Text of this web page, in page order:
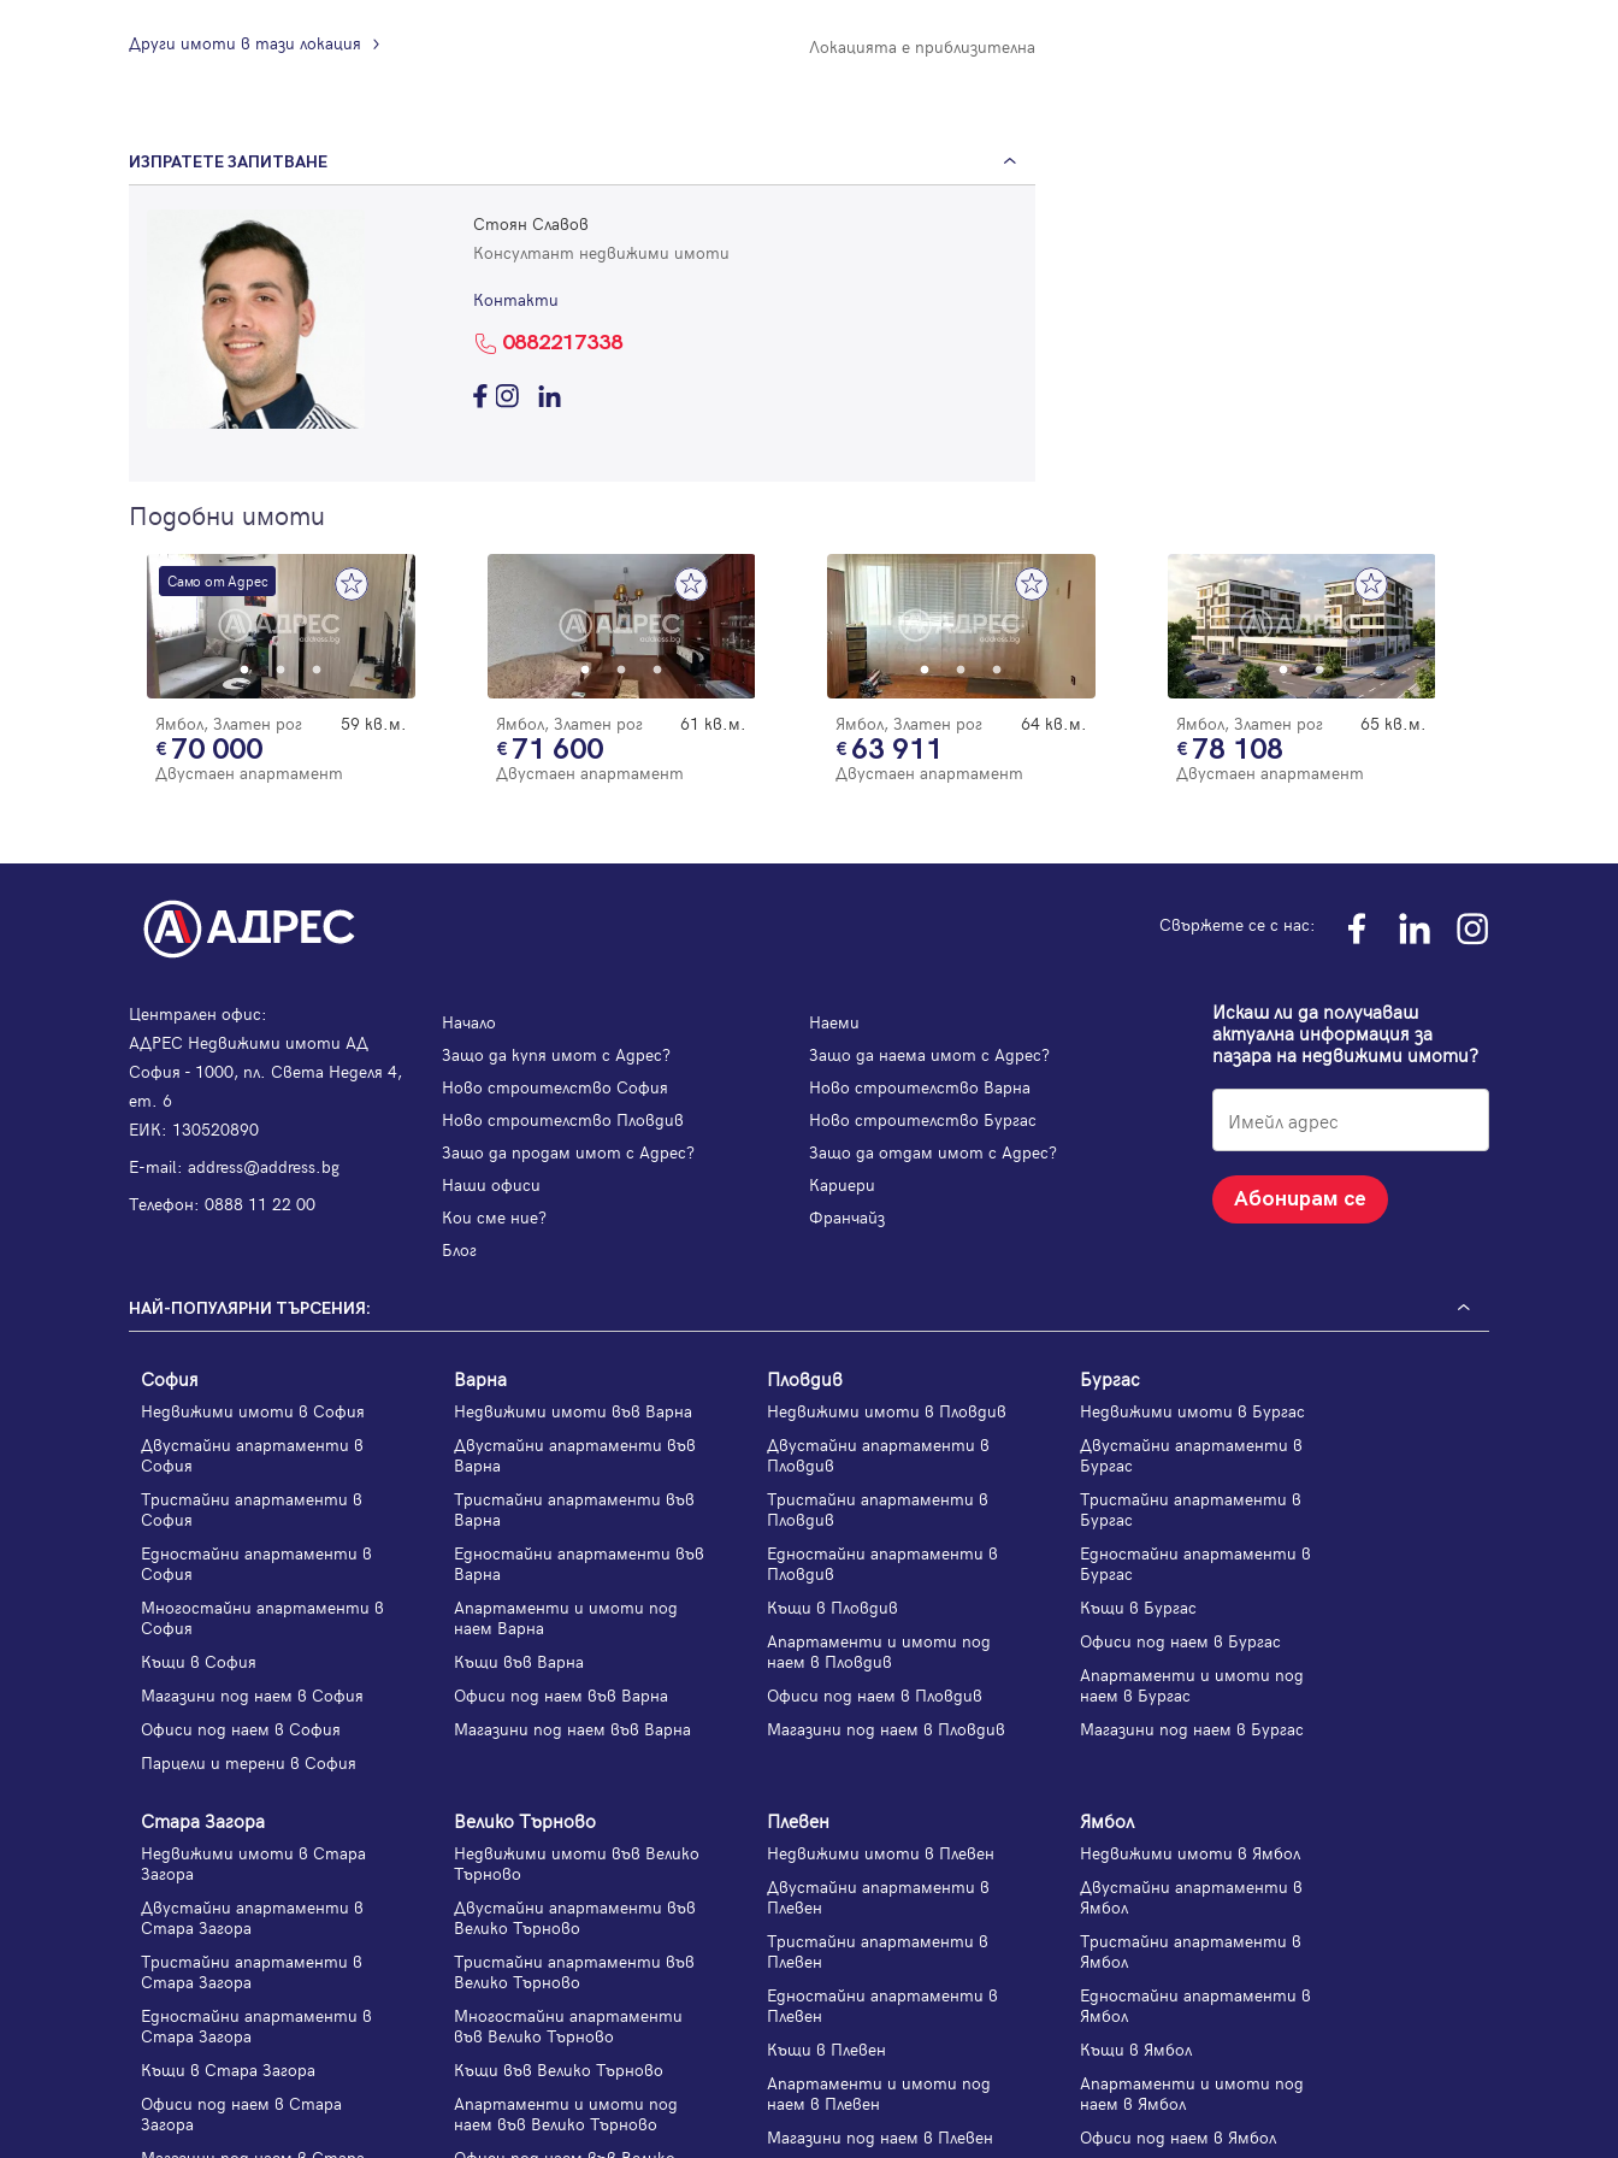
Локацията е приблизителна
Други имоти в тази локация
ИЗПРАТЕТЕ ЗАПИТВАНЕ
Стоян Славов
Консултант недвижими имоти
Контакти
0882217338
Подобни имоти
Само от Адрес
Ямбол, Златен рог 59 кв.м.
70 000
Двустаен апартамент
Ямбол, Златен рог 61 кв.м.
71 600
Двустаен апартамент
Ямбол, Златен рог 64 кв.м.
63 911
Двустаен апартамент
Ямбол, Златен рог 65 кв.м.
78 108
Двустаен апартамент
Успех!
Благодарим ви! Проверете имейл адрес си, за да активирате
Свържете се с нас:
Централен офис:
АДРЕС Недвижими имоти АД
София - 1000, пл. Света Неделя 4,
ет. 6
ЕИК: 130520890
Е-mail: address@address.bg
Телефон: 0888 11 22 00
Начало
Наеми
Защо да купя имот с Адрес?
Защо да наема имот с Адрес?
Ново строителство София
Ново строителство Варна
Ново строителство Пловдив
Ново строителство Бургас
Защо да продам имот с Адрес?
Защо да отдам имот с Адрес?
Наши офиси
Кариери
Кои сме ние?
Франчайз
Блог
Искаш ли да получаваш
актуална информация за
пазара на недвижими имоти?
Абонирам се
НАЙ-ПОПУЛЯРНИ ТЪРСЕНИЯ:
София
Недвижими имоти в София
Двустайни апартаменти в
София
Тристайни апартаменти в
София
Едностайни апартаменти в
София
Многостайни апартаменти в
София
Къщи в София
Магазини под наем в София
Офиси под наем в София
Парцели и терени в София
Варна
Недвижими имоти във Варна
Двустайни апартаменти във
Варна
Тристайни апартаменти във
Варна
Едностайни апартаменти във
Варна
Апартаменти и имоти под
наем Варна
Къщи във Варна
Офиси под наем във Варна
Магазини под наем във Варна
Пловдив
Недвижими имоти в Пловдив
Двустайни апартаменти в
Пловдив
Тристайни апартаменти в
Пловдив
Едностайни апартаменти в
Пловдив
Къщи в Пловдив
Апартаменти и имоти под
наем в Пловдив
Офиси под наем в Пловдив
Магазини под наем в Пловдив
Бургас
Недвижими имоти в Бургас
Двустайни апартаменти в
Бургас
Тристайни апартаменти в
Бургас
Едностайни апартаменти в
Бургас
Къщи в Бургас
Офиси под наем в Бургас
Апартаменти и имоти под
наем в Бургас
Магазини под наем в Бургас
Стара Загора
Недвижими имоти в Стара
Загора
Двустайни апартаменти в
Стара Загора
Тристайни апартаменти в
Стара Загора
Едностайни апартаменти в
Стара Загора
Къщи в Стара Загора
Офиси под наем в Стара
Загора
Велико Търново
Недвижими имоти във Велико
Търново
Двустайни апартаменти във
Велико Търново
Тристайни апартаменти във
Велико Търново
Многостайни апартаменти
във Велико Търново
Къщи във Велико Търново
Апартаменти и имоти под
наем във Велико Търново
Плевен
Недвижими имоти в Плевен
Двустайни апартаменти в
Плевен
Тристайни апартаменти в
Плевен
Едностайни апартаменти в
Плевен
Къщи в Плевен
Апартаменти и имоти под
наем в Плевен
Магазини под наем в Плевен
Ямбол
Недвижими имоти в Ямбол
Двустайни апартаменти в
Ямбол
Тристайни апартаменти в
Ямбол
Едностайни апартаменти в
Ямбол
Къщи в Ямбол
Апартаменти и имоти под
наем в Ямбол
Офиси под наем в Ямбол
Вход с имейл
Забравена парола
Регистрация